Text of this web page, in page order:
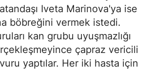
Iveta Marinova'ya ise
böbreğini vermek istedi.
kan grubu uyuşmazlığı
çapraz vericili
yaptılar. Her iki hasta için